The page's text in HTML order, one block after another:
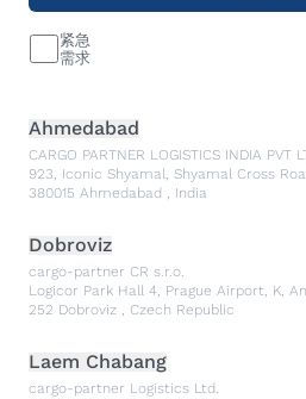
紧急
需求
Ahmedabad
CARGO PARTNER LOGISTICS INDIA PVT
923, Iconic Shyamal, Shyamal Cross
380015 Ahmedabad , India
Dobroviz
cargo-partner CR s.r.o.
Logicor Park Hall 4, Prague Airport, K,
252 Dobroviz , Czech Republic
Laem Chabang
cargo-partner Logistics Ltd.